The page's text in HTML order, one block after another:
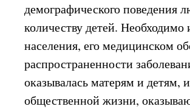
демографического поведения
количеству детей.
населения, его медицинском
распространенности
оказывалась матерям и детям,
общественной жизни,